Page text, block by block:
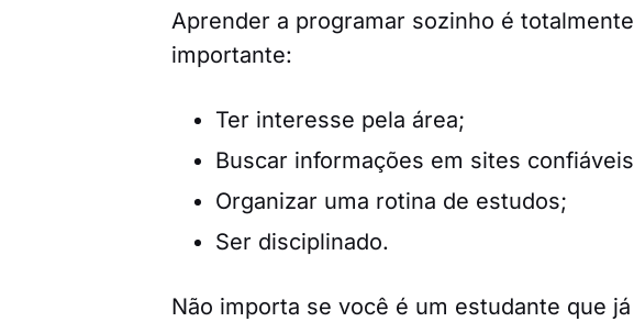
Aprender a programar sozinho é
importante:
Ter interesse pela área;
Buscar informações em sites
Organizar uma rotina de estudos;
Ser disciplinado.
Não importa se você é um estudante que